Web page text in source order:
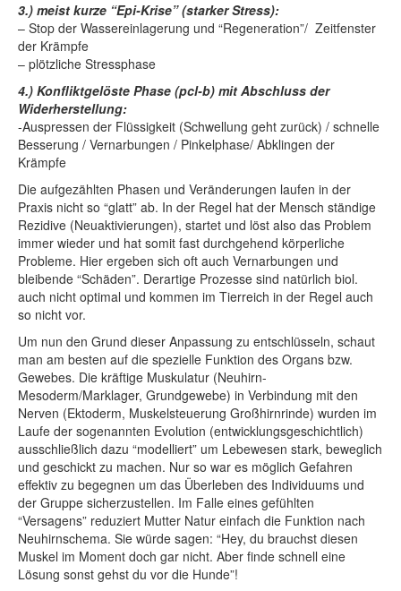
3.) meist kurze “Epi-Krise” (starker Stress):
– Stop der Wassereinlagerung und “Regeneration”/ Zeitfenster
der Krämpfe
– plötzliche Stressphase
4.) Konfliktgelöste Phase (pcl-b) mit Abschluss der
Widerherstellung:
-Auspressen der Flüssigkeit (Schwellung geht zurück) / schnelle
Besserung / Vernarbungen / Pinkelphase/ Abklingen der
Krämpfe
Die aufgezählten Phasen und Veränderungen laufen in der
Praxis nicht so “glatt” ab. In der Regel hat der Mensch ständige
Rezidive (Neuaktivierungen), startet und löst also das Problem
immer wieder und hat somit fast durchgehend körperliche
Probleme. Hier ergeben sich oft auch Vernarbungen und
bleibende “Schäden”. Derartige Prozesse sind natürlich biol.
auch nicht optimal und kommen im Tierreich in der Regel auch
so nicht vor.
Um nun den Grund dieser Anpassung zu entschlüsseln, schaut
man am besten auf die spezielle Funktion des Organs bzw.
Gewebes. Die kräftige Muskulatur (Neuhirn-
Mesoderm/Marklager, Grundgewebe) in Verbindung mit den
Nerven (Ektoderm, Muskelsteuerung Großhirnrinde) wurden im
Laufe der sogenannten Evolution (entwicklungsgeschichtlich)
ausschließlich dazu “modelliert” um Lebewesen stark, beweglich
und geschickt zu machen. Nur so war es möglich Gefahren
effektiv zu begegnen um das Überleben des Individuums und
der Gruppe sicherzustellen. Im Falle eines gefühlten
“Versagens” reduziert Mutter Natur einfach die Funktion nach
Neuhirnschema. Sie würde sagen: “Hey, du brauchst diesen
Muskel im Moment doch gar nicht. Aber finde schnell eine
Lösung sonst gehst du vor die Hunde”!